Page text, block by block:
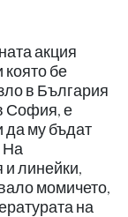
акция
бе
в България
София, е
му бъдат
На
линейки,
момичето,
на